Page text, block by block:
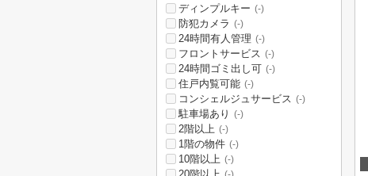
ディンプルキー (-)
防犯カメラ (-)
24時間有人管理 (-)
フロントサービス (-)
24時間ゴミ出し可 (-)
住戸内覧可能 (-)
コンシェルジュサービス (-)
駐車場あり (-)
2階以上 (-)
1階の物件 (-)
10階以上 (-)